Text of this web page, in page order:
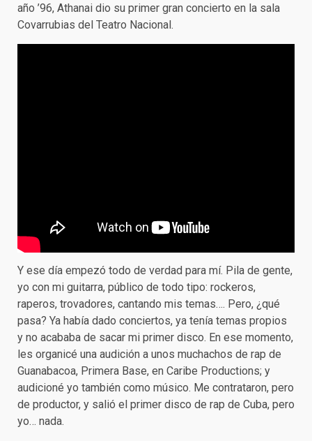
año ’96, Athanai dio su primer gran concierto en la sala
Covarrubias del Teatro Nacional.
Y ese día empezó todo de verdad para mí. Pila de gente,
yo con mi guitarra, público de todo tipo: rockeros,
raperos, trovadores, cantando mis temas…. Pero, ¿qué
pasa? Ya había dado conciertos, ya tenía temas propios
y no acababa de sacar mi primer disco. En ese momento,
les organicé una audición a unos muchachos de rap de
Guanabacoa, Primera Base, en Caribe Productions; y
audicioné yo también como músico. Me contrataron, pero
de productor, y salió el primer disco de rap de Cuba, pero
yo… nada.